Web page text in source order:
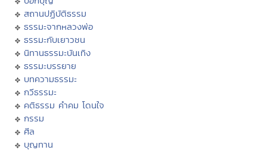
สถานปฏิบัติธรรม
ธรรมะจากหลวงพ่อ
ธรรมะกับเยาวชน
นิทานธรรมะบันเทิง
ธรรมะบรรยาย
บทความธรรมะ
กวีธรรมะ
คติธรรม คำคม โดนใจ
กรรม
ศีล
บุญทาน